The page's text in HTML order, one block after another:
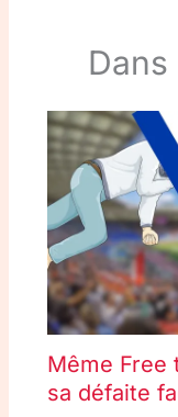
Dans
Même Free
sa défaite